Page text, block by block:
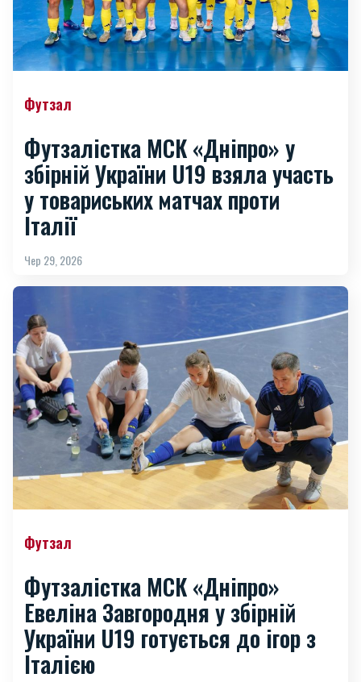
Футзал
Футзалістка МСК «Дніпро» у
збірній України U19 взяла участь
у товариських матчах проти
Італії
Чер 29, 2026
Футзал
Футзалістка МСК «Дніпро»
Евеліна Завгородня у збірній
України U19 готується до ігор з
Італією